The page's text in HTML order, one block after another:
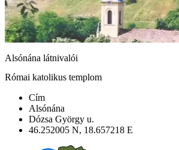
Alsónána látnivalói
Római katolikus templom
Cím
Alsónána
Dózsa György u.
46.252005 N, 18.657218 E